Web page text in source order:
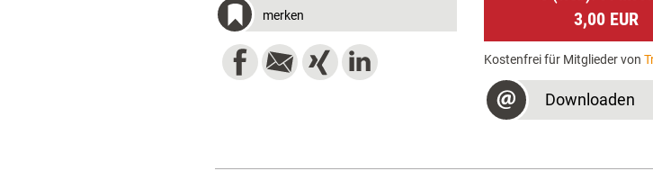
merken 3,00 EUR
Kostenfrei für Mitglieder von
Downloaden